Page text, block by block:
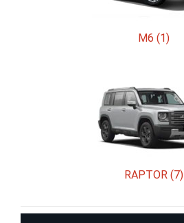
M6 (1)
RAPTOR (7)